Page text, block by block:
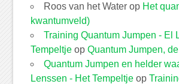
Roos van het Waterop Het
kwantumveld)
Training Quantum Jumpen - El
Tempeltjeop Quantum Jumpen,
Quantum Jumpen en helder
Lenssen - Het Tempeltjeop